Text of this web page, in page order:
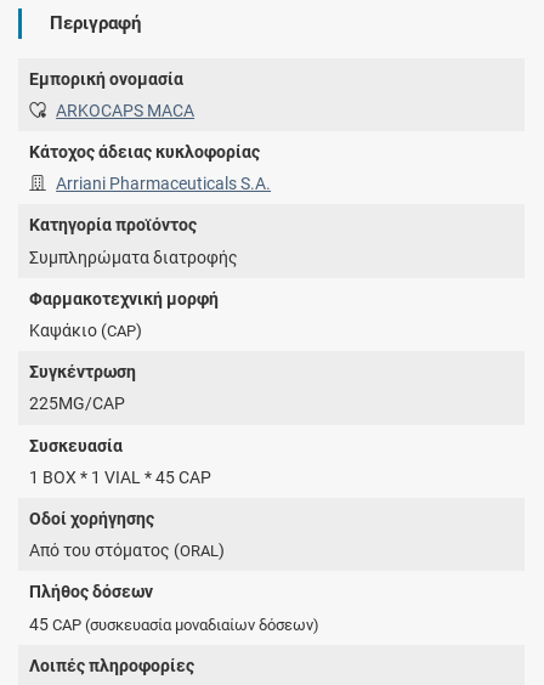
Περιγραφή
Εμπορική ονομασία
ARKOCAPS MACA
Κάτοχος άδειας κυκλοφορίας
Arriani Pharmaceuticals S.A.
Κατηγορία προϊόντος
Συμπληρώματα διατροφής
Φαρμακοτεχνική μορφή
Καψάκιο (CAP)
Συγκέντρωση
225MG/CAP
Συσκευασία
1 BOX * 1 VIAL * 45 CAP
Οδοί χορήγησης
Από του στόματος (ORAL)
Πλήθος δόσεων
45CAP (συσκευασία μοναδιαίων δόσεων)
Λοιπές πληροφορίες